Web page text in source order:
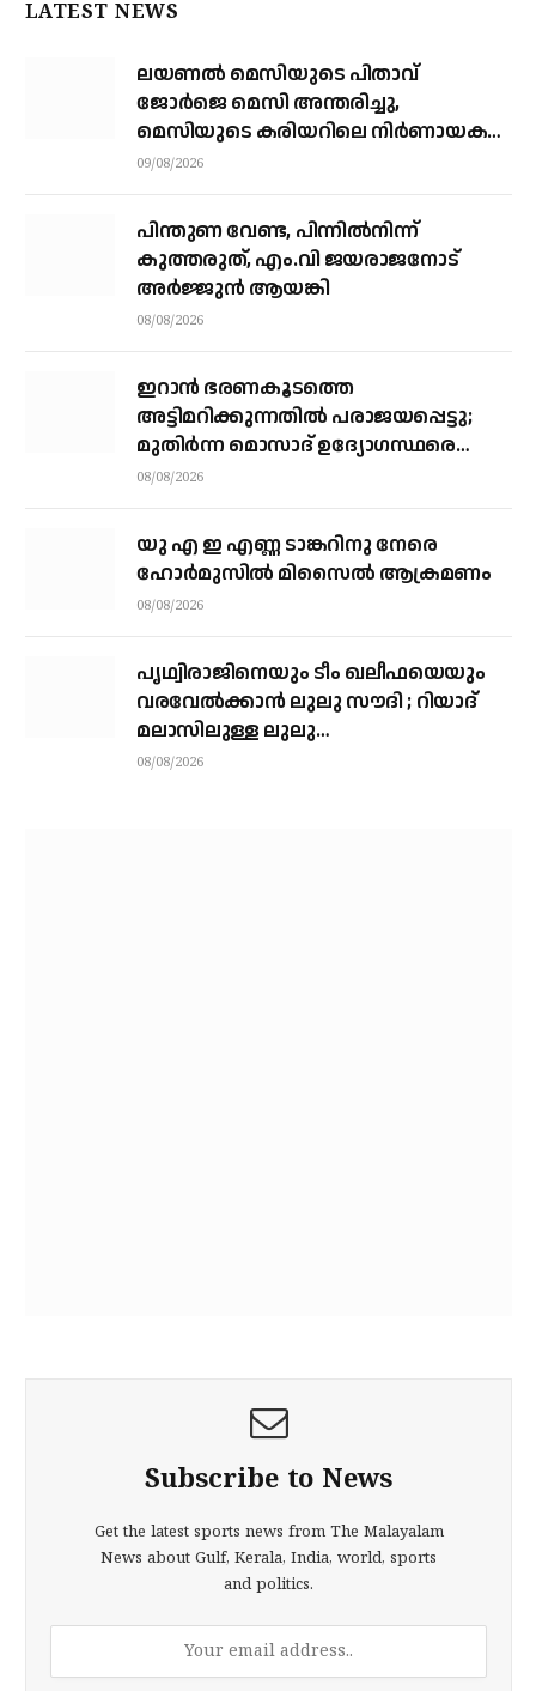
LATEST NEWS
ലയണൽ മെസിയുടെ പിതാവ്
ജോർജെ മെസി അന്തരിച്ചു, ​
മെസിയുടെ കരിയറിലെ നിർണായക
ശക്തി
09/08/2026
പിന്തുണ വേണ്ട, പിന്നിൽനിന്ന്
കുത്തരുത്, എം.വി ജയരാജനോട്
അർജ്ജുൻ ആയങ്കി
08/08/2026
ഇറാന്‍ ഭരണകൂടത്തെ
അട്ടിമറിക്കുന്നതില്‍ പരാജയപ്പെട്ടു;
മുതിര്‍ന്ന മൊസാദ് ഉദ്യോഗസ്ഥരെ
പിരിച്ചുവിട്ടു
08/08/2026
യു എ ഇ എണ്ണ ടാങ്കറിനു നേരെ
ഹോര്‍മുസില്‍ മിസൈല്‍ ആക്രമണം
08/08/2026
പൃഥ്വിരാജിനെയും ടീം ഖലീഫയെയും
വരവേല്‍ക്കാന്‍ ലുലു സൗദി ; റിയാദ്
മലാസിലുള്ള ലുലു
ഹൈപ്പര്‍മാര്‍ക്കറ്റിലാണ് സംഘം
08/08/2026
Subscribe to News
Get the latest sports news from The Malayalam
News about Gulf, Kerala, India, world, sports
and politics.